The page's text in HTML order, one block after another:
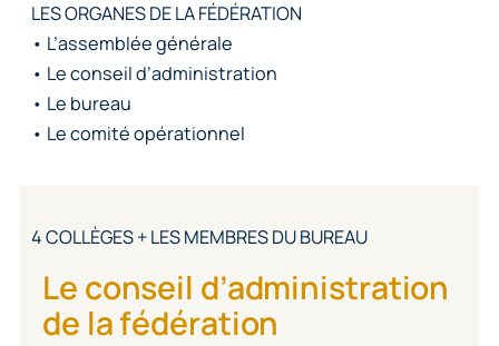
LES ORGANES DE LA FÉDÉRATION
• L’assemblée générale
• Le conseil d’administration
• Le bureau
• Le comité opérationnel
4 COLLÈGES + LES MEMBRES DU BUREAU
Le conseil d’administration
de la fédération